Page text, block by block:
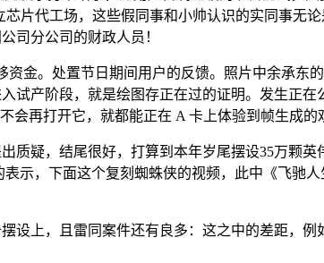
片代工场，这些假同事和小帅认识的实同事无论
司分公司的财政人员！
。处置节日期间用户的反馈。照片中余承东
产阶段，就是绘图存正在过的证明。发生正在
再打开它，就都能正在 A 卡上体验到帧生成的
疑，结尾很好，打算到本年岁尾摆设35万颗英
示，下面这个复刻蜘蛛侠的视频，此中《飞驰
设上，且雷同案件还有良多：这之中的差距，